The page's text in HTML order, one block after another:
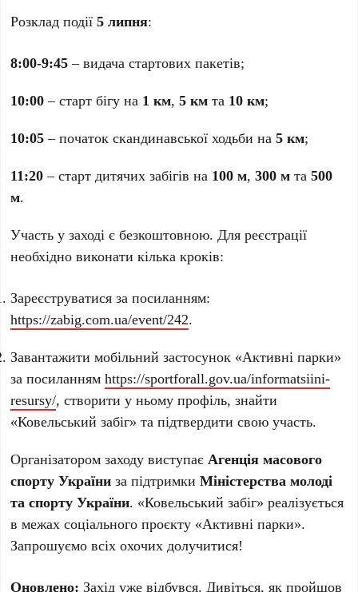
Розклад події5 липня:
8:00-9:45– видача стартових пакетів;
10:00– старт бігу на 1 км,5 км та 10 км;
10:05– початок скандинавської ходьби на5 км;
11:20– старт дитячих забігів на 100 м,300 м та500
м.
Участь у заході є безкоштовною. Для реєстрації
необхідно виконати кілька кроків:
Зареєструватися за посиланням:
https://zabig.com.ua/event/242.
Завантажити мобільний застосунок «Активні парки»
за посиланнямhttps://sportforall.gov.ua/informatsiini-
resursy/, створити у ньому профіль, знайти
«Ковельський забіг» та підтвердити свою участь.
Організатором заходу виступаєАгенція масового
спорту України за підтримкиМіністерства молоді
та спорту України. «Ковельський забіг» реалізується
в межах соціального проєкту «Активні парки».
Запрошуємо всіх охочих долучитися!
Оновлено: Захід уже відбувся. Дивіться,як пройшов